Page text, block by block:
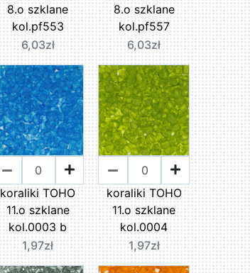
8.o szklane
kol.pf553
6,03zł
8.o szklane
kol.pf557
6,03zł
koraliki TOHO
11.o szklane
kol.0003 b
1,97zł
koraliki TOHO
11.o szklane
kol.0004
1,97zł